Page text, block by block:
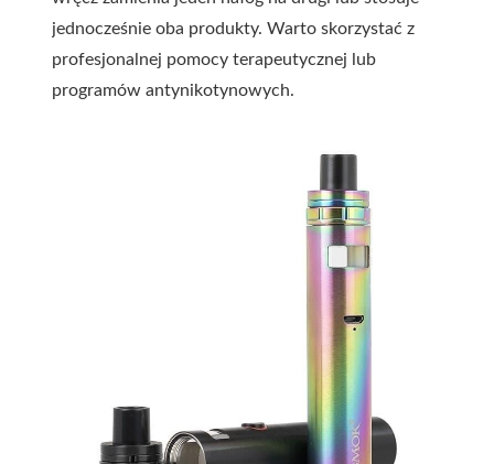
jednocześnie oba produkty. Warto skorzystać z
profesjonalnej pomocy terapeutycznej lub
programów antynikotynowych.